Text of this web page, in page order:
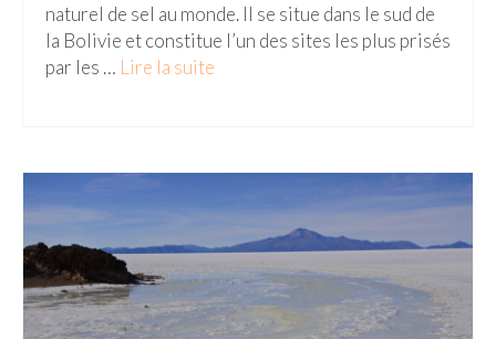
Penang
Singapour
Baie d’Halong
Hanoi
Hué
Mai Chau
naturel de sel au monde. Il se situe dans le sud de
la Bolivie et constitue l’un des sites les plus prisés
par les … Lire la suite­­